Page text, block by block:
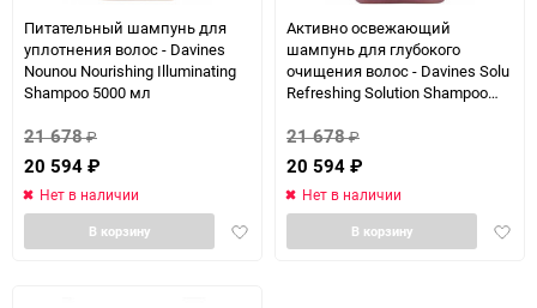
Питательный шампунь для
уплотнения волос - Davines
Nounou Nourishing Illuminating
Shampoo 5000 мл
21 678₽
20 594 ₽
Нет в наличии
Добавить
В корзину
Активно освежающий
шампунь для глубокого
очищения волос - Davines Solu
Refreshing Solution Shampoo
21 678₽
20 594 ₽
Нет в наличии
В корзину